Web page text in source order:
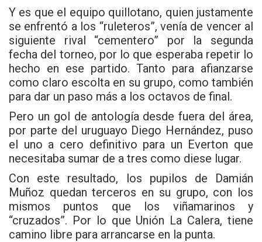
Y es que el equipo quillotano, quien justamente
se enfrentó a los “ruleteros”, venía de vencer al
siguiente rival “cementero” por la segunda
fecha del torneo, por lo que esperaba repetir lo
hecho en ese partido. Tanto para afianzarse
como claro escolta en su grupo, como también
para dar un paso más a los octavos de final.
Pero un gol de antología desde fuera del área,
por parte del uruguayo Diego Hernández, puso
el uno a cero definitivo para un Everton que
necesitaba sumar de a tres como diese lugar.
Con este resultado, los pupilos de Damián
Muñoz quedan terceros en su grupo, con los
mismos puntos que los viñamarinos y
“cruzados”. Por lo que Unión La Calera, tiene
camino libre para arrancarse en la punta.